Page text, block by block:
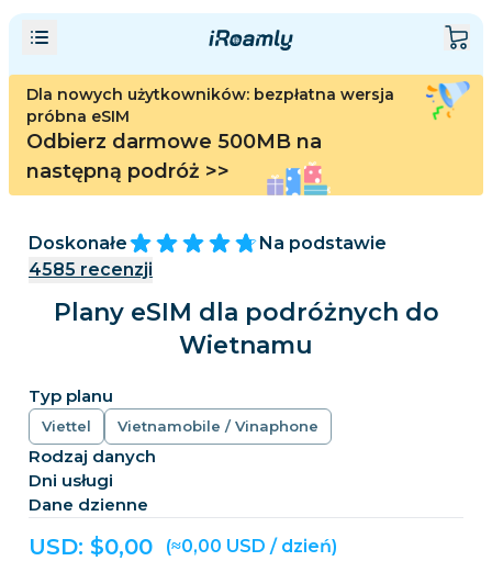
Dla nowych użytkowników: bezpłatna wersja
próbna eSIM
Odbierz darmowe 500MB na
następną podróż >>
Doskonałe
Na podstawie
4585 recenzji
Plany eSIM dla podróżnych do
Wietnamu
Typ planu
Viettel Vietnamobile / Vinaphone
Rodzaj danych
Dni usługi
Dane dzienne
USD: $0,00 (≈0,00 USD / dzień)